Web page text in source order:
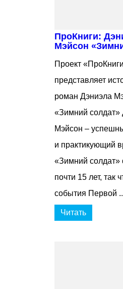
ПроКниги:
Мэйсон
Проект
представляет
роман Дэниэла
«Зимний солдат»
Мэйсон –
и практикующий
«Зимний солдат»
почти 15 лет, так
события Первой
Читать